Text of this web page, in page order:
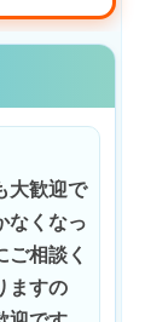
大歓迎で
なくなっ
相談く
ますの